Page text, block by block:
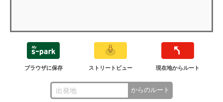
ブラウザに保存 ストリートビュー 現在地からルート
からのルート